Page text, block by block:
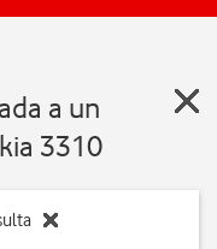
a un
3310